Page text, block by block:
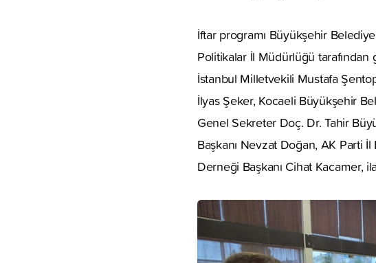
İftar programı Büyükşehir
Politikalar İl Müdürlüğü tarafından
İstanbul Milletvekili Mustafa
İlyas Şeker, Kocaeli Büyükşehir
Genel Sekreter Doç. Dr. Tahir
Başkanı Nevzat Doğan, AK Parti İl
Derneği Başkanı Cihat Kacamer,